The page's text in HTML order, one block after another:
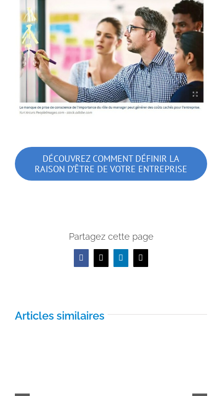
DÉCOUVREZ COMMENT DÉFINIR LA
RAISON D’ÊTRE DE VOTRE ENTREPRISE
Partagez cette page
Facebook
X LinkedInEmail
Articles similaires